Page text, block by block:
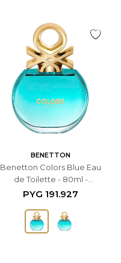
BENETTON
Benetton Colors Blue Eau
de Toilette - 80ml -
Femenino
PYG 191.927